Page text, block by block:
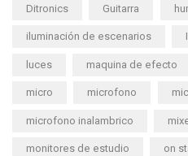
Ditronics Guitarra
iluminación de escenarios
luces maquina de efecto
micro microfono
microfono inalambrico
monitores de estudio on